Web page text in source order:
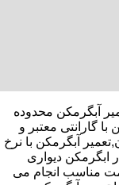
آبگرمکن محدوده
گارانتی معتبر و
آبگرمکن با نرخ
ابگرمکن دیواری
مناسب انجام می